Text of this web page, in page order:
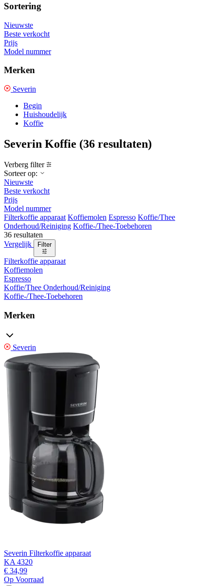
Sortering
Nieuwste
Beste verkocht
Prijs
Model nummer
Merken
Severin
Begin
Huishoudelijk
Koffie
Severin Koffie (36 resultaten)
Verberg filter
Sorteer op:
Nieuwste
Beste verkocht
Prijs
Model nummer
Filterkoffie apparaat Koffiemolen Espresso Koffie/Thee
Onderhoud/Reiniging Koffie-/Thee-Toebehoren
36 resultaten
Vergelijk
Filter
Filterkoffie apparaat
Koffiemolen
Espresso
Koffie/Thee Onderhoud/Reiniging
Koffie-/Thee-Toebehoren
Merken
Severin
Severin Filterkoffie apparaat
KA 4320
€ 34,99
Op Voorraad